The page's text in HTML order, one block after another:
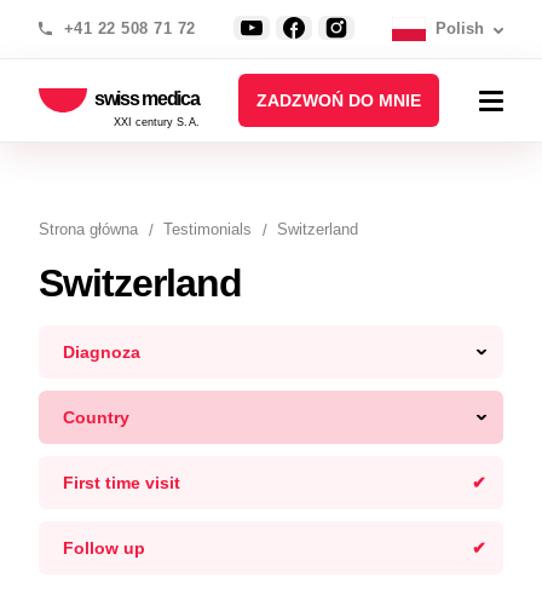
+41 22 508 71 72 Polish
swiss medica
XXI century S.A.
ZADZWOŃ DO MNIE
Strona główna Testimonials Switzerland
Switzerland
Diagnoza
Country
First time visit
Follow up